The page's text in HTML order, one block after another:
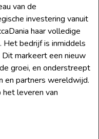
van de
investering vanuit
haar volledige
Het bedrijf is inmiddels
markeert een nieuw
groei, en onderstreept
en partners wereldwijd.
leveren van